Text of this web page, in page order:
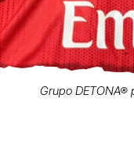
Grupo DETONA®